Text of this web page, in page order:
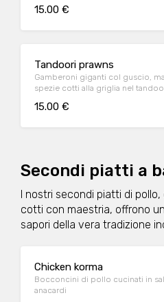
15.00 €
Tandoori prawns
Gamberoni giganti col guscio,
spezie cotti alla griglia nel
15.00 €
Secondi piatti a
I nostri secondi piatti di
cotti con maestria, offrono
sapori della vera tradizione
Chicken korma
Bocconcini di pollo cucinati in
anacardi